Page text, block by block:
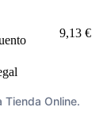
9,13 €
Online.